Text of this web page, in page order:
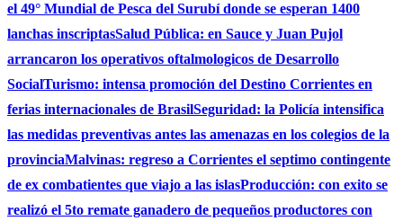
el 49° Mundial de Pesca del Surubí donde se esperan 1400
lanchas inscriptasSalud Pública: en Sauce y Juan Pujol
arrancaron los operativos oftalmologicos de Desarrollo
SocialTurismo: intensa promoción del Destino Corrientes en
ferias internacionales de BrasilSeguridad: la Policía intensifica
las medidas preventivas antes las amenazas en los colegios de la
provinciaMalvinas: regreso a Corrientes el septimo contingente
de ex combatientes que viajo a las islasProducción: con exito se
realizó el 5to remate ganadero de pequeños productores con